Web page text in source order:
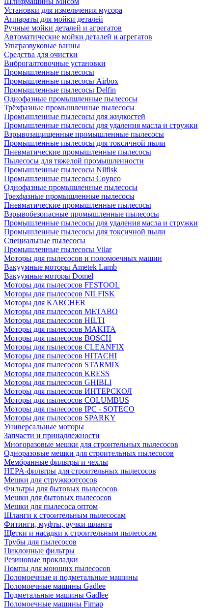
Установки для измельчения мусора
Аппараты для мойки деталей
Ручные мойки деталей и агрегатов
Автоматические мойки деталей и агрегатов
Ультразвуковые ванны
Средства для очистки
Виброгалтовочные установки
Промышленные пылесосы
Промышленные пылесосы Airbox
Промышленные пылесосы Delfin
Однофазные промышленные пылесосы
Трёхфазные промышленные пылесосы
Промышленные пылесосы для жидкостей
Промышленные пылесосы для удаления масла и стружки
Взрывозащищенные промышленные пылесосы
Промышленные пылесосы для токсичной пыли
Пневматические промышленные пылесосы
Пылесосы для тяжелой промышленности
Промышленные пылесосы Nilfisk
Промышленные пылесосы Coynco
Однофазные промышленные пылесосы
Трехфазные промышленные пылесосы
Пневматические промышленные пылесосы
Взрывобезопасные промышленные пылесосы
Промышленные пылесосы для удаления масла и стружки
Промышленные пылесосы для токсичной пыли
Специальные пылесосы
Промышленные пылесосы Vilar
Моторы для пылесосов и поломоечных машин
Вакуумные моторы Ametek Lamb
Вакуумные моторы Domel
Моторы для пылесосов FESTOOL
Моторы для пылесосов NILFISK
Моторы для KARCHER
Моторы для пылесосов METABO
Моторы для пылесосов HILTI
Моторы для пылесосов MAKITA
Моторы для пылесосов BOSCH
Моторы для пылесосов CLEANFIX
Моторы для пылесосов HITACHI
Моторы для пылесосов STARMIX
Моторы для пылесосов KRESS
Моторы для пылесосов GHIBLI
Моторы для пылесосов ИНТЕРСКОЛ
Моторы для пылесосов COLUMBUS
Моторы для пылесосов IPC - SOTECO
Моторы для пылесосов SPARKY
Универсальные моторы
Запчасти и принадлежности
Многоразовые мешки для строительных пылесосов
Одноразовые мешки для строительных пылесосов
Мембранные фильтры и чехлы
HEPA-фильтры для строительных пылесосов
Мешки для стружкоотсосов
Фильтры для бытовых пылесосов
Мешки для бытовых пылесосов
Мешки для пылесоса оптом
Шланги к строительным пылесосам
Фитинги, муфты, ручки шланга
Щетки и насадки к строительным пылесосам
Трубы для пылесосов
Циклонные фильтры
Резиновые прокладки
Помпы для моющих пылесосов
Поломоечные и подметальные машины
Поломоечные машины Gadlee
Подметальные машины Gadlee
Поломоечные машины Fimap